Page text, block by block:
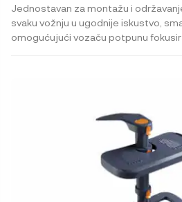
Jednostavan za montažu i
svaku vožnju u ugodnije iskustvo,
omogućujući vozaču potpunu